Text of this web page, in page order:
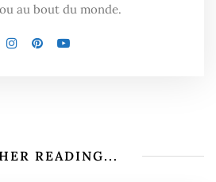
au bout du monde.
READING...